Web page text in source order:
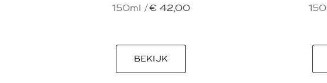
150ml /€ 42,00
BEKIJK